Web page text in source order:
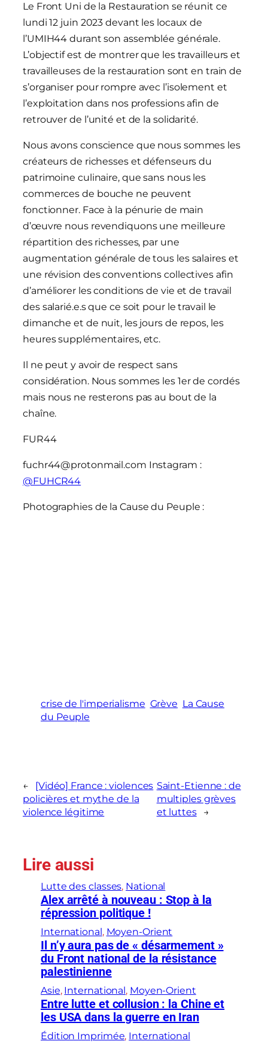
Le Front Uni de la Restauration se réunit ce
lundi 12 juin 2023 devant les locaux de
l’UMIH44 durant son assemblée générale.
L’objectif est de montrer que les travailleurs et
travailleuses de la restauration sont en train de
s’organiser pour rompre avec l’isolement et
l’exploitation dans nos professions afin de
retrouver de l’unité et de la solidarité.
Nous avons conscience que nous sommes les
créateurs de richesses et défenseurs du
patrimoine culinaire, que sans nous les
commerces de bouche ne peuvent
fonctionner. Face à la pénurie de main
d’œuvre nous revendiquons une meilleure
répartition des richesses, par une
augmentation générale de tous les salaires et
une révision des conventions collectives afin
d’améliorer les conditions de vie et de travail
des salarié.e.s que ce soit pour le travail le
dimanche et de nuit, les jours de repos, les
heures supplémentaires, etc.
Il ne peut y avoir de respect sans
considération. Nous sommes les 1er de cordés
mais nous ne resterons pas au bout de la
chaîne.
FUR44
fuchr44@protonmail.com Instagram :
@FUHCR44
Photographies de la Cause du Peuple :
crise de l'imperialisme Grève La Cause
du Peuple
←
[Vidéo] France : violences
policières et mythe de la
violence légitime
Saint-Etienne : de
multiples grèves
et luttes
→
Lire aussi
Lutte des classes, National
Alex arrêté à nouveau : Stop à la
répression politique !
International , Moyen-Orient
Il n’y aura pas de « désarmement »
du Front national de la résistance
palestinienne
Asie, International , Moyen-Orient
Entre lutte et collusion : la Chine et
les USA dans la guerre en Iran
Édition Imprimée, International